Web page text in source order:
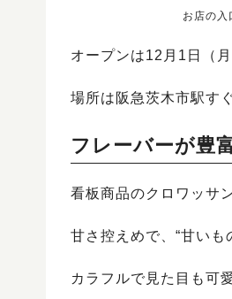
お店の入
オープンは12月1日（月
場所は阪急茨木市駅す
フレーバーが豊
看板商品のクロワッサ
甘さ控えめで、“甘い
カラフルで見た目も可